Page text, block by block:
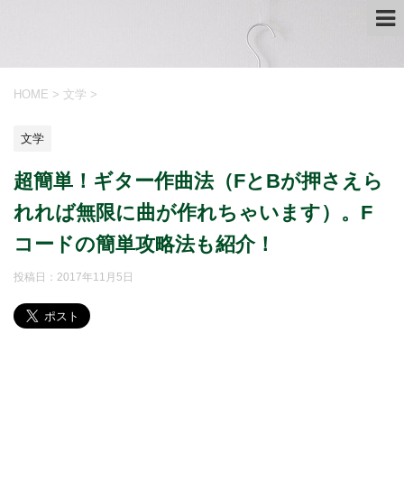
HOME > 文学 >
文学
超簡単！ギター作曲法（FとBが押さえら
れれば無限に曲が作れちゃいます）。F
コードの簡単攻略法も紹介！
投稿日： 2017年11月5日